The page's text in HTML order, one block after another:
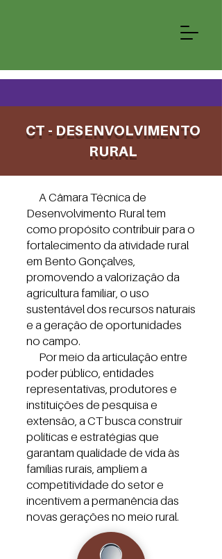
CT - DESENVOLVIMENTO
RURAL
A Câmara Técnica de
Desenvolvimento Rural tem
como propósito contribuir para o
fortalecimento da atividade rural
em Bento Gonçalves,
promovendo a valorização da
agricultura familiar, o uso
sustentável dos recursos naturais
e a geração de oportunidades
no campo.
Por meio da articulação entre
poder público, entidades
representativas, produtores e
instituições de pesquisa e
extensão, a CT busca construir
políticas e estratégias que
garantam qualidade de vida às
famílias rurais, ampliem a
competitividade do setor e
incentivem a permanência das
novas gerações no meio rural.